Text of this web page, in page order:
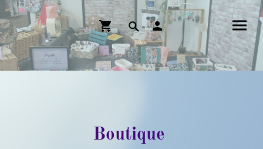
Boutique